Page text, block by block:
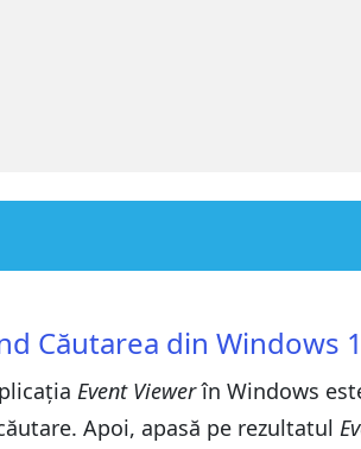
în Windows 11 ori Windows 10
în Windows 11 și Windows 10
Terminal, Command Prompt sau
în Windows
în Windows 11 ori Windows 10
în Windows 11 și Windows 10
Căutarea din Windows
Event Viewerîn Windows
Apoi, apasă pe rezultatul